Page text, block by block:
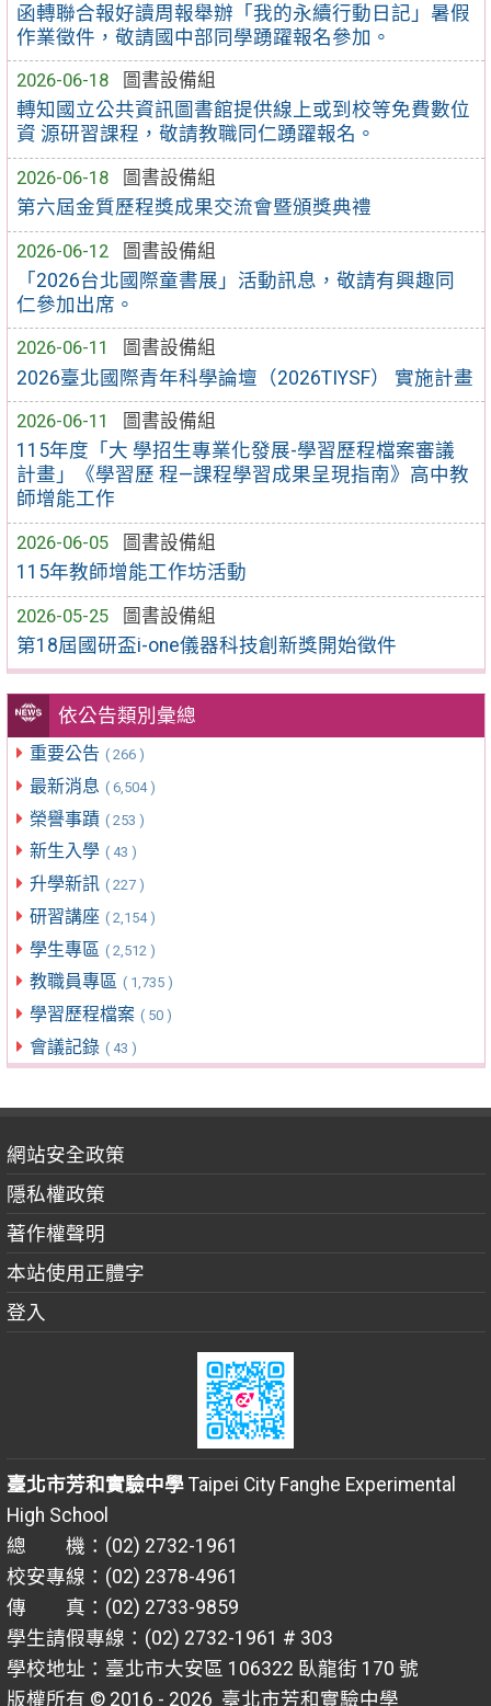
函轉聯合報好讀周報舉辦「我的永續行動日記」暑假
作業徵件，敬請國中部同學踴躍報名參加。
2026-06-18
圖書設備組
轉知國立公共資訊圖書館提供線上或到校等免費數位
資 源研習課程，敬請教職同仁踴躍報名。
2026-06-18
圖書設備組
第六屆金質歷程獎成果交流會暨頒獎典禮
2026-06-12
圖書設備組
「2026台北國際童書展」活動訊息，敬請有興趣同
仁參加出席。
2026-06-11
圖書設備組
2026臺北國際青年科學論壇（2026TIYSF） 實施計畫
2026-06-11
圖書設備組
115年度「大 學招生專業化發展-學習歷程檔案審議
計畫」《學習歷 程—課程學習成果呈現指南》高中教
師增能工作
2026-06-05
圖書設備組
115年教師增能工作坊活動
2026-05-25
圖書設備組
第18屆國研盃i-one儀器科技創新獎開始徵件
依公告類別彙總
重要公告 ( 266 )
最新消息 ( 6,504 )
榮譽事蹟 ( 253 )
新生入學 ( 43 )
升學新訊 ( 227 )
研習講座 ( 2,154 )
學生專區 ( 2,512 )
教職員專區 ( 1,735 )
學習歷程檔案 ( 50 )
會議記錄 ( 43 )
網站安全政策
隱私權政策
著作權聲明
本站使用正體字
登入
臺北市芳和實驗中學Taipei City Fanghe Experimental
High School
總 機：(02) 2732-1961
校安專線：(02) 2378-4961
傳 真：(02) 2733-9859
學生請假專線：(02) 2732-1961 # 303
學校地址：臺北市大安區 106322 臥龍街 170 號
版權所有 © 2016 - 2026 臺北市芳和實驗中學